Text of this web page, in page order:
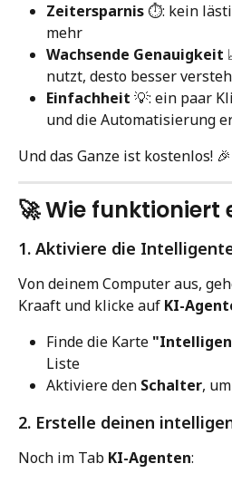
Zeitersparnis ⏱️: kein
mehr
Wachsende Genauigkeit
nutzt, desto besser
Einfachheit 💡: ein paar
und die Automatisierung
Und das Ganze ist kostenlos! 🎉
🚀 Wie funktioniert
1. Aktiviere die
Von deinem Computer aus,
Kraaft und klicke auf KI-
Finde die Karte
Liste
Aktiviere den Schalter,
2. Erstelle deinen
Noch im Tab KI-Agenten: